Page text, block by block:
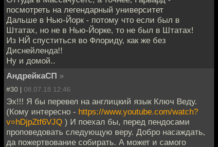
посмотреть на легендарный университет
Дальше в Нью-Йорк - потому что если был в
Штатах, но не в Нью-Йорке, то не был в Штатах!
Из НЙ спуститься во Флориду, как же без
Диснейленда!!
Ну и домой..
АндрейкаСП »
#30 | 08.07.18 12:46
Эх!!! Я бы перевел на англицкий язык Ключ Веду.
(Кому интересно - https://www.youtube.com/watch?
v=hDjpZtf6VJQ ) И поехал бы, перед пендосами
проповедовать следующую веру. Добро насаждать,
да пожертвование собирать. А может и самого